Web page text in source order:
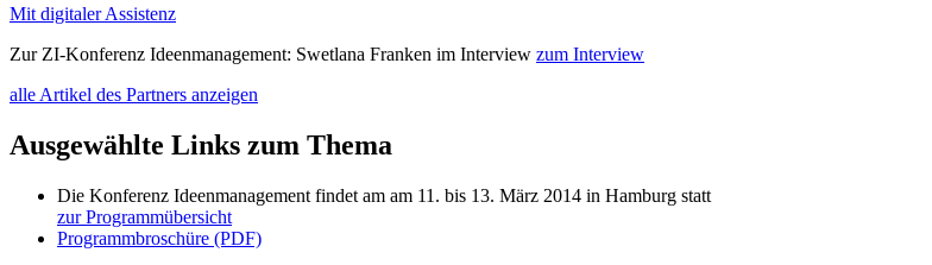
Mit digitaler Assistenz
Zur ZI-Konferenz Ideenmanagement: Swetlana Franken im Interview zum Interview
alle Artikel des Partners anzeigen
Ausgewählte Links zum Thema
Die Konferenz Ideenmanagement findet am am 11. bis 13. März 2014 in Hamburg statt
zur Programmübersicht
Programmbroschüre (PDF)